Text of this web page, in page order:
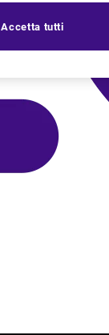
Accetta tutti